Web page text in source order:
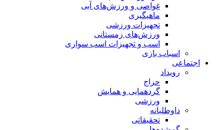
غواصی و ورزش‌های آبی
ماهیگیری
تجهیزات ورزشی
ورزش‌های زمستانی
اسب و تجهیزات اسب سواری
اسباب‌ بازی
اجتماعی
رویداد
حراج
گردهمایی و همایش
ورزشی
داوطلبانه
تحقیقاتی